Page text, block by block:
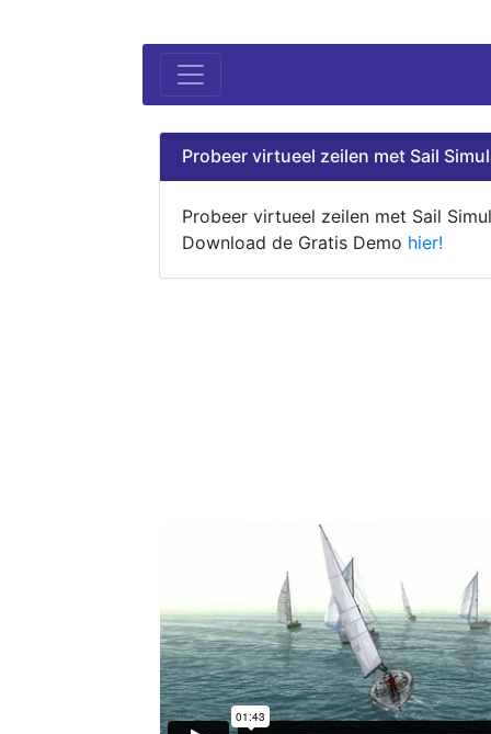
Probeer virtueel zeilen met Sail
Probeer virtueel zeilen met Sail
Download de Gratis Demo hier!